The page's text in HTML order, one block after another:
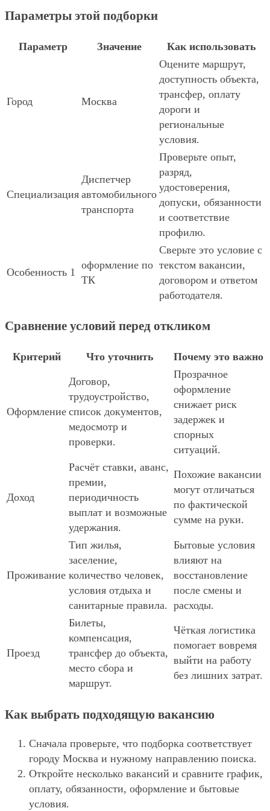
Параметры этой подборки
Параметр Значение Как использовать
Город Москва
Оцените маршрут,
доступность объекта,
трансфер, оплату
дороги и
региональные
условия.
Специализация
Диспетчер
автомобильного
транспорта
Проверьте опыт,
разряд,
удостоверения,
допуски, обязанности
и соответствие
профилю.
Особенность 1
оформление по
ТК
Сверьте это условие с
текстом вакансии,
договором и ответом
работодателя.
Сравнение условий перед откликом
Критерий Что уточнить Почему это важно
Оформление
Договор,
трудоустройство,
список документов,
медосмотр и
проверки.
Прозрачное
оформление
снижает риск
задержек и
спорных
ситуаций.
Доход
Расчёт ставки, аванс,
премии,
периодичность
выплат и возможные
удержания.
Похожие вакансии
могут отличаться
по фактической
сумме на руки.
Проживание
Тип жилья,
заселение,
количество человек,
условия отдыха и
санитарные правила.
Бытовые условия
влияют на
восстановление
после смены и
расходы.
Проезд
Билеты,
компенсация,
трансфер до объекта,
место сбора и
маршрут.
Чёткая логистика
помогает вовремя
выйти на работу
без лишних затрат.
Как выбрать подходящую вакансию
Сначала проверьте, что подборка соответствует
городу Москва и нужному направлению поиска.
Откройте несколько вакансий и сравните график,
оплату, обязанности, оформление и бытовые
условия.